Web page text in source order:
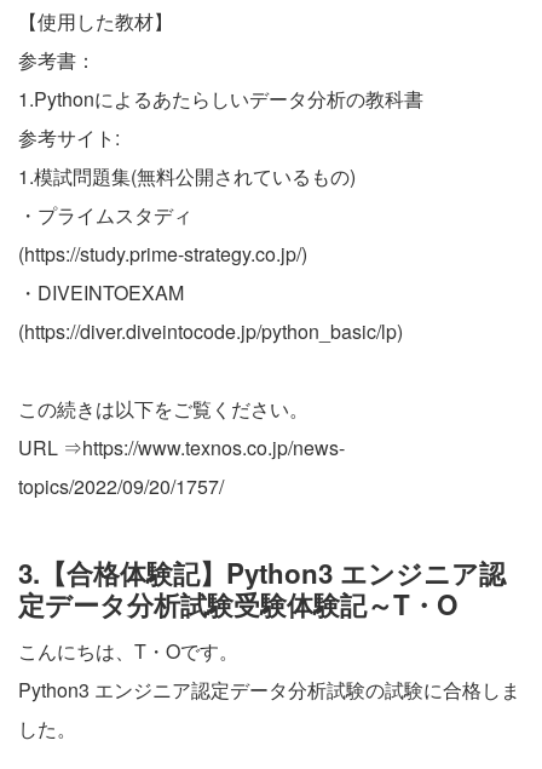
【使用した教材】
参考書：
1.Pythonによるあたらしいデータ分析の教科書
参考サイト:
1.模試問題集(無料公開されているもの)
・プライムスタディ
(https://study.prime-strategy.co.jp/)
・DIVEINTOEXAM
(https://diver.diveintocode.jp/python_basic/lp)
この続きは以下をご覧ください。
URL ⇒https://www.texnos.co.jp/news-
topics/2022/09/20/1757/
3.【合格体験記】Python3 エンジニア認
定データ分析試験受験体験記～T・O
こんにちは、T・Oです。
Python3 エンジニア認定データ分析試験の試験に合格しま
した。